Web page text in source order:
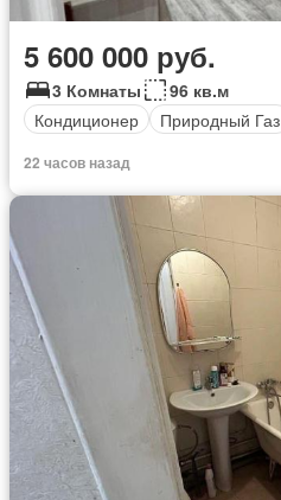
5 600 000 руб.
3 Комнаты
96 кв.м
Кондиционер
Природный Газ
22 часов назад